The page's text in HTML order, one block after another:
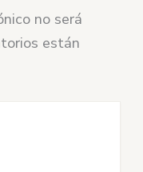
no será
están